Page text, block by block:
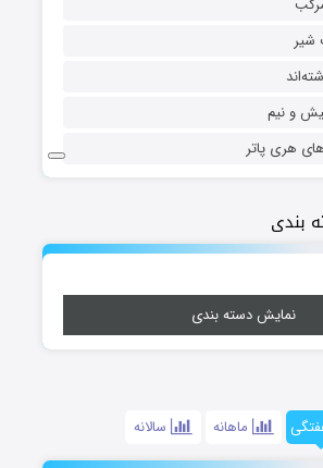
شیر
و نیم
هری پاتر
بندی
نمایش دسته بندی
ماهانه سالانه